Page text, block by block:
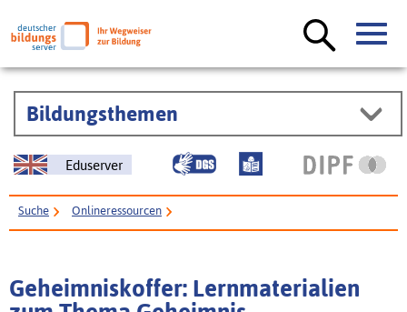
Bildungsthemen
Eduserver
Suche Onlineressourcen
Geheimniskoffer: Lernmaterialien